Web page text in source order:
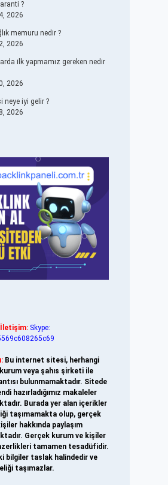
?
2026
memuru nedir ?
2026
ilk yapmamız gereken nedir
2026
neye iyi gelir ?
2026
İletişim: Skype:
Bu internet sitesi, herhangi
veya şahıs şirketi ile
bulunmamaktadır. Sitede
hazırladığımız makaleler
Burada yer alan içerikler
taşımamakta olup, gerçek
hakkında paylaşım
Gerçek kurum ve kişiler
tamamen tesadüfidir.
bilgiler taslak halindedir ve
taşımazlar.